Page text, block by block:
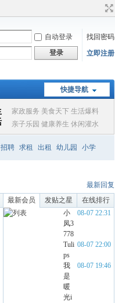
自动登录
找回密码
登录 立即注册
快捷导航
招聘 求租 出租 幼儿园 小学
最新回复
最新会员 发贴之星 在线排行
08-07 22:31
小
凤3
778
08-07 22:00
Tuli
ps
08-07 19:46
我
是
暖
光i